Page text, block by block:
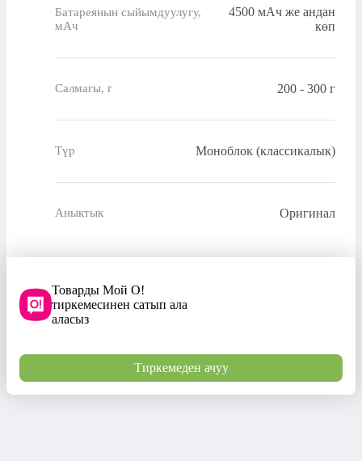
Батареянын сыйымдуулугу,
мАч
4500 мАч же андан
көп
Салмагы, г 200 - 300 г
Түр Моноблок (классикалык)
Аныктык Оригинал
Товарды Мой О!
тиркемесинен сатып ала
аласыз
Тиркемеден ачуу